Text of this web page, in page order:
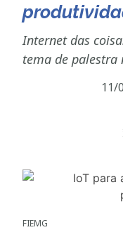
Internet das
tema de
11/
FIEMG